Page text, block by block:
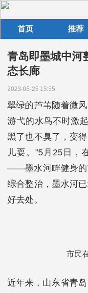
首页 推荐
青岛即墨城中河
态长廊
2023-05-25 15:55
翠绿的芦苇随着微
游弋的水鸟不时激
黑了也不臭了，变
儿耍。”5月25日，
——墨水河畔健身的
综合整治，墨水河
好去处。
市民
近年来，山东省青